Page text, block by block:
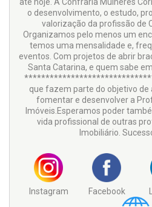
o desenvolvimento, o estudo,
valorização da profissão de
Organizamos pelo menos um
temos uma mensalidade e,
eventos. Com projetos de abrir
Santa Catarina, e quem sabe
que fazem parte do objetivo de
fomentar e desenvolver a
Imóveis.Esperamos poder
vida profissional de outras
Imobiliário.
Instagram Facebook